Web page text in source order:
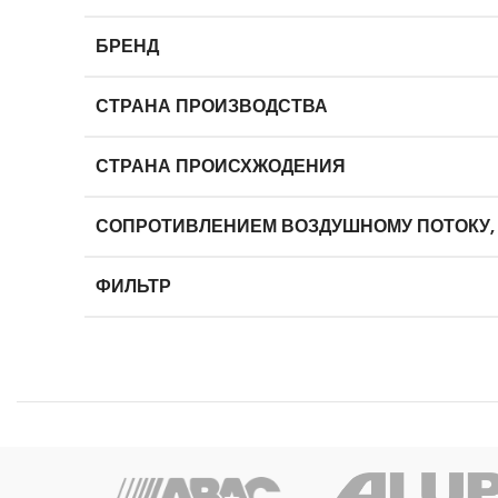
БРЕНД
СТРАНА ПРОИЗВОДСТВА
СТРАНА ПРОИСХЖОДЕНИЯ
СОПРОТИВЛЕНИЕМ ВОЗДУШНОМУ ПОТОКУ,
ФИЛЬТР